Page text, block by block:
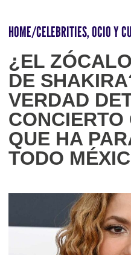
HOME/CELEBRITIES,OCIO Y
¿EL
DE
VERDAD
CONCIERTO
QUE HA
TODO